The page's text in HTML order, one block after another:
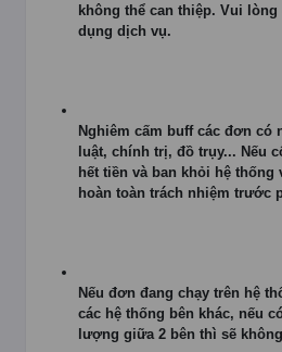
không thể can thiệp. Vui
dụng dịch vụ.
Nghiêm cấm buff các đơn có
luật, chính trị, đồ trụy... Nếu
hết tiền và ban khỏi hệ
hoàn toàn trách nhiệm trước
Nếu đơn đang chạy trên hệ
các hệ thống bên khác, nếu
lượng giữa 2 bên thì sẽ